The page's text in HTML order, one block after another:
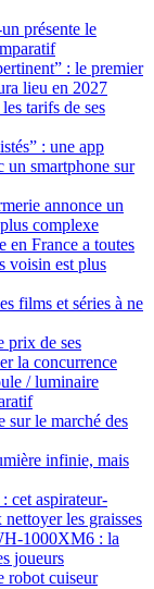
présente le
: le premier
lieu en 2027
tarifs de ses
: une app
un smartphone sur
annonce un
complexe
en France a toutes
voisin est plus
films et séries à ne
prix de ses
la concurrence
/ luminaire
le marché des
infinie, mais
cet aspirateur-
les graisses
1000XM6 : la
joueurs
robot cuiseur